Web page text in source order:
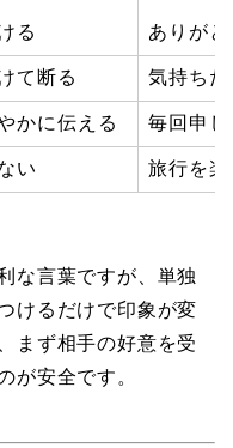
る ありが
て断る 気持ち
かに伝える 毎回申
い 旅行を
な言葉ですが、単独
けるだけで印象が変
まず相手の好意を受
が安全です。